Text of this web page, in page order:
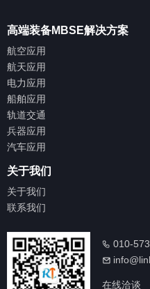
高端装备MBSE解决方案
航空应用
航天应用
电力应用
船舶应用
轨道交通
兵器应用
汽车应用
关于我们
关于我们
联系我们
010-
在线洽谈